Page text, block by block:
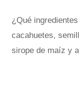
¿Qué
cacahuetes,
sirope de maíz y